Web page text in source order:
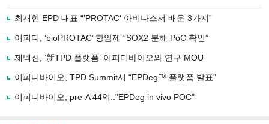
로
사
유
기
최재현 EPD 대표 “’PROTAC‘ 아비나스서 배운 3가지”
이피디, ‘bioPROTAC’ 항암제 “SOX2 분해 PoC 확인”
제넥신, ‘新TPD 플랫폼’ 이피디바이오와 연구 MOU
이피디바이오, TPD Summit서 “EPDeg™ 플랫폼 발표”
이피디바이오, pre-A 44억.."EPDeg in vivo POC"